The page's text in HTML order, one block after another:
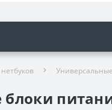
блоки